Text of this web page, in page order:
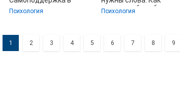
периоды тревоги и
Психология
улучшить брак без
Психология
1 2 3 4 5 6 7 8 9